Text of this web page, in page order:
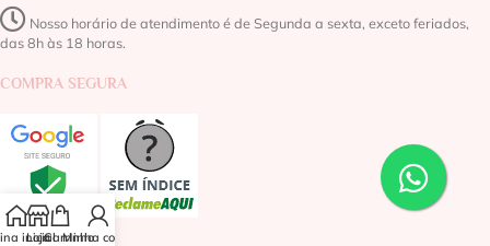
Nosso horário de atendimento é de Segunda a sexta, exceto feriados,
das 8h às 18 horas.
COMPRA SEGURA
inicial
LojaCarrinho
Minha conta